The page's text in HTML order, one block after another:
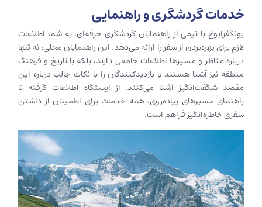
خدمات گردشگری و راهنمایی
یونگفرایوخ با تیمی از راهنمایان گردشگری حرفه‌ای، به شما اطلاعات
لازم برای بهره‌بردن از سفر را ارائه می‌دهد. این راهنمایان محلی، نه تنها
درباره مناظر و مسیرها اطلاعات جامعی دارند، بلکه با تاریخ و فرهنگ
منطقه نیز آشنا هستند و بازدیدکنندگان را با نکات جالب درباره این
مقصد شگفت‌انگیز آشنا می‌کنند. از ایستگاه اطلاعات گرفته تا
راهنمای مسیرهای پیاده‌روی، همه خدمات برای اطمینان از داشتن
سفری خاطره‌انگیز فراهم است.